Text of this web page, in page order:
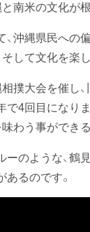
南米の文化が
沖縄県民への
して文化を楽
撲大会を催し
で4回目になり
わう事ができ
のような、鶴
るのです。